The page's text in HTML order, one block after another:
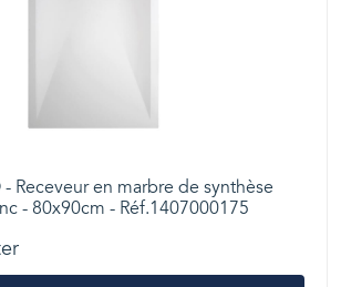
- Receveur en marbre de synthèse
- 80x90cm - Réf.1407000175